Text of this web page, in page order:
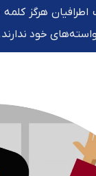
هرگز
خود